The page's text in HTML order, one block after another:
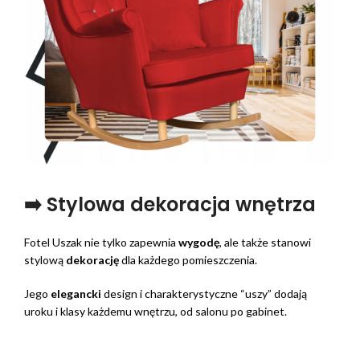
➡️ Stylowa dekoracja wnętrza
Fotel Uszak nie tylko zapewnia wygodę, ale także stanowi
stylową dekoracjędla każdego pomieszczenia.
Jego elegancki design i charakterystyczne “uszy” dodają
uroku i klasy każdemu wnętrzu, od salonu po gabinet.